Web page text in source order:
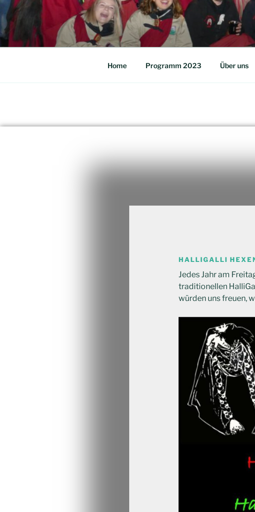
Home Programm 2023 Über uns
HALLIGALLI
Jedes Jahr am
traditionellen
würden uns freuen,